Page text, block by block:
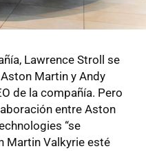
Lawrence Stroll se
Martin y Andy
de la compañía. Pero
entre Aston
“se
Martin Valkyrie esté